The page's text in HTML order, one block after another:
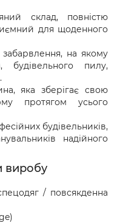
склад, повністю
для щоденного
на якому
пилу,
яка зберігає свою
протягом усього
будівельників,
надійного
виробу
/ повсякденна